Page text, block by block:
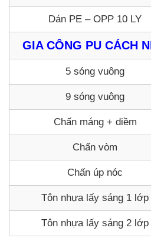
Dán PE – OPP 10 LY
GIA CÔNG PU CÁCH
5 sóng vuông
9 sóng vuông
Chấn máng + diềm
Chấn vòm
Chấn úp nóc
Tôn nhựa lấy sáng 1 lớp
Tôn nhựa lấy sáng 2 lớp